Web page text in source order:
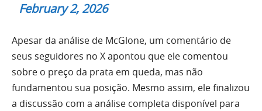
February 2, 2026
Apesar da análise de McGlone, um comentário de
seus seguidores no X apontou que ele comentou
sobre o preço da prata em queda, mas não
fundamentou sua posição. Mesmo assim, ele finalizou
a discussão com a análise completa disponível para